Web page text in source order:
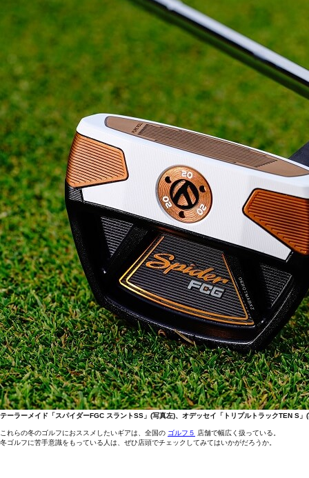
テーラーメイド「スパイダーFGC スラントSS」(写真左)、オデッセイ「トリプルトラックTEN S
これらの冬のゴルフにおススメしたいギアは、全国の ゴルフ５ 店舗で幅広く扱っている。
冬ゴルフに苦手意識をもっている人は、ぜひ店頭でチェックしてみてはいかがだろうか。